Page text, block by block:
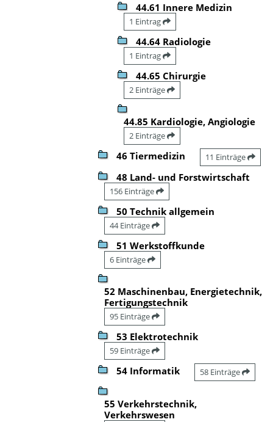
44.61 Innere Medizin
1 Eintrag
44.64 Radiologie
1 Eintrag
44.65 Chirurgie
2 Einträge
44.85 Kardiologie, Angiologie
2 Einträge
46 Tiermedizin 11 Einträge
48 Land- und Forstwirtschaft
156 Einträge
50 Technik allgemein
44 Einträge
51 Werkstoffkunde
6 Einträge
52 Maschinenbau, Energietechnik,
Fertigungstechnik
95 Einträge
53 Elektrotechnik
59 Einträge
54 Informatik 58 Einträge
55 Verkehrstechnik,
Verkehrswesen